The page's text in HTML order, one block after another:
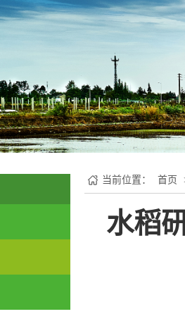
当前位置： 首页
水稻